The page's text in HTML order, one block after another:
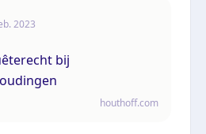
2023
bij
houthoff.com